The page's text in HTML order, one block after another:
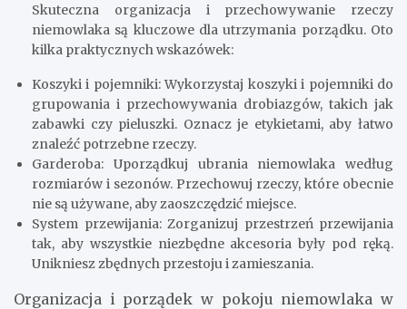
Skuteczna organizacja i przechowywanie rzeczy
niemowlaka są kluczowe dla utrzymania porządku. Oto
kilka praktycznych wskazówek:
Koszyki i pojemniki: Wykorzystaj koszyki i pojemniki do
grupowania i przechowywania drobiazgów, takich jak
zabawki czy pieluszki. Oznacz je etykietami, aby łatwo
znaleźć potrzebne rzeczy.
Garderoba: Uporządkuj ubrania niemowlaka według
rozmiarów i sezonów. Przechowuj rzeczy, które obecnie
nie są używane, aby zaoszczędzić miejsce.
System przewijania: Zorganizuj przestrzeń przewijania
tak, aby wszystkie niezbędne akcesoria były pod ręką.
Unikniesz zbędnych przestoju i zamieszania.
Organizacja i porządek w pokoju niemowlaka w